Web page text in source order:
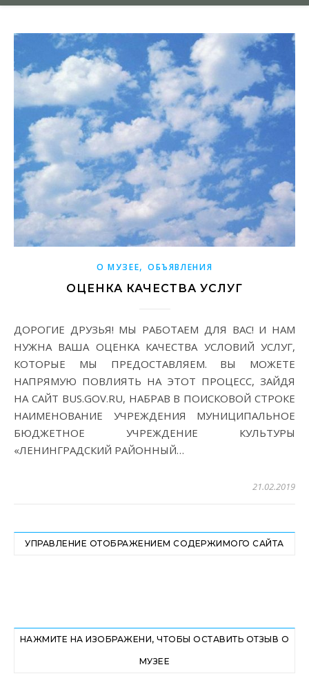
О МУЗЕЕ,ОБЪЯВЛЕНИЯ
ОЦЕНКА КАЧЕСТВА УСЛУГ
ДОРОГИЕ ДРУЗЬЯ! МЫ РАБОТАЕМ ДЛЯ ВАС! И НАМ
НУЖНА ВАША ОЦЕНКА КАЧЕСТВА УСЛОВИЙ УСЛУГ,
КОТОРЫЕ МЫ ПРЕДОСТАВЛЯЕМ. ВЫ МОЖЕТЕ
НАПРЯМУЮ ПОВЛИЯТЬ НА ЭТОТ ПРОЦЕСС, ЗАЙДЯ
НА САЙТ BUS.GOV.RU, НАБРАВ В ПОИСКОВОЙ СТРОКЕ
НАИМЕНОВАНИЕ УЧРЕЖДЕНИЯ МУНИЦИПАЛЬНОЕ
БЮДЖЕТНОЕ УЧРЕЖДЕНИЕ КУЛЬТУРЫ
«ЛЕНИНГРАДСКИЙ РАЙОННЫЙ…
21.02.2019
УПРАВЛЕНИЕ ОТОБРАЖЕНИЕМ СОДЕРЖИМОГО САЙТА
НАЖМИТЕ НА ИЗОБРАЖЕНИ, ЧТОБЫ ОСТАВИТЬ ОТЗЫВ О
МУЗЕЕ